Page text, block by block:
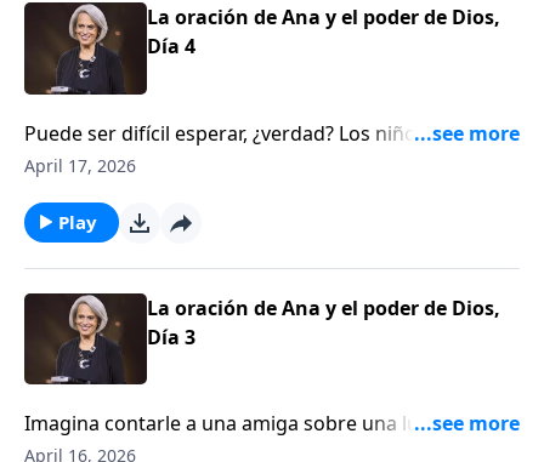
Corazones.
La oración de Ana y el poder de Dios,
Día 4
Puede ser difícil esperar, ¿verdad? Los niños que se
quejan justo antes de la cena necesitan que se les
los adultos también necesitamos aprenderlo. Ella lo
explicará en Aviva Nuestros Corazones.
April 17, 2026
Play
La oración de Ana y el poder de Dios,
Día 3
Imagina contarle a una amiga sobre una lucha muy
real en tu vida… pero en lugar de consolarte, se ríe.
April 16, 2026